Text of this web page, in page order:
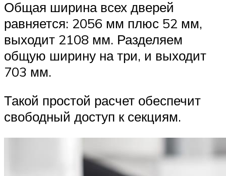
Общая ширина всех дверей
равняется: 2056 мм плюс 52 мм,
выходит 2108 мм. Разделяем
общую ширину на три, и выходит
703 мм.
Такой простой расчет обеспечит
свободный доступ к секциям.